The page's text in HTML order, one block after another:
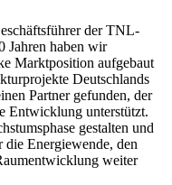
der TNL-
Jahren haben wir
Marktposition aufgebaut
Deutschlands
Partner gefunden, der
Entwicklung unterstützt.
gestalten und
die Energiewende, den
weiter